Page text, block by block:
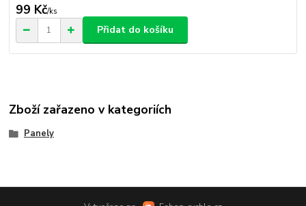
99 Kč/ks
Přidat do košíku
Zboží zařazeno v kategoriích
Panely